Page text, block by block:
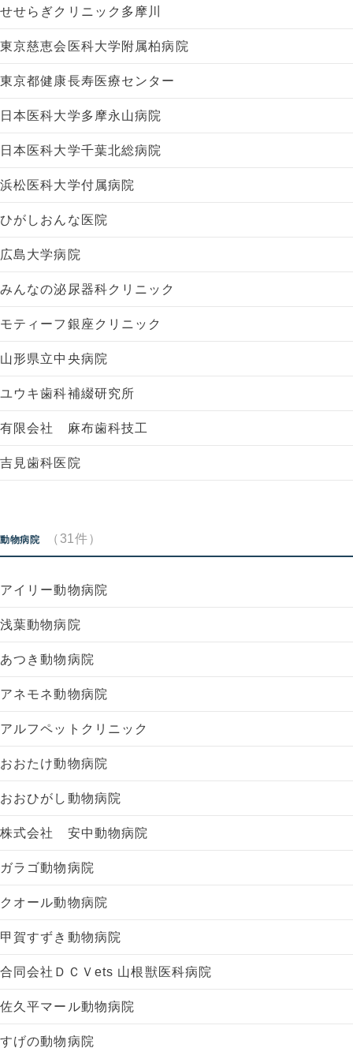
せせらぎクリニック多摩川
東京慈恵会医科大学附属柏病院
東京都健康長寿医療センター
日本医科大学多摩永山病院
日本医科大学千葉北総病院
浜松医科大学付属病院
ひがしおんな医院
広島大学病院
みんなの泌尿器科クリニック
モティーフ銀座クリニック
山形県立中央病院
ユウキ歯科補綴研究所
有限会社 麻布歯科技工
吉見歯科医院
動物病院 （31件）
アイリー動物病院
浅葉動物病院
あつき動物病院
アネモネ動物病院
アルフペットクリニック
おおたけ動物病院
おおひがし動物病院
株式会社 安中動物病院
ガラゴ動物病院
クオール動物病院
甲賀すずき動物病院
合同会社ＤＣＶets 山根獣医科病院
佐久平マール動物病院
すげの動物病院